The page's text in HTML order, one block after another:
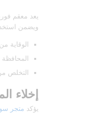
يعد معقم
ويضمن
الوقاية
التخلص
إخلاء
يؤكد متجر